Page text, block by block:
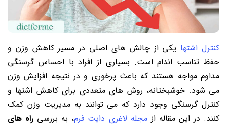
کنترل اشتها یکی از چالش های اصلی در مسیر کاهش وزن و
حفظ تناسب اندام است. بسیاری از افراد با احساس گرسنگی
مداوم مواجه هستند که باعث پرخوری و در نتیجه افزایش وزن
می شود. خوشبختانه، روش های متعددی برای کاهش اشتها و
کنترل گرسنگی وجود دارد که می توانند به مدیریت وزن کمک
کنند. در این مقاله ازمجله لاغری دایت فرم، به بررسی راه های